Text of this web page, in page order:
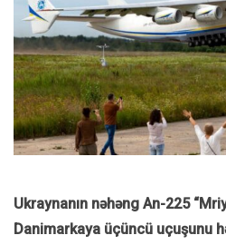
Ukraynanın nəhəng An-225
Danimarkaya üçüncü uçuşunu